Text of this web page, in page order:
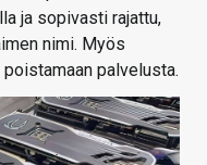
ja sopivasti rajattu,
nimi. Myös
palvelusta.